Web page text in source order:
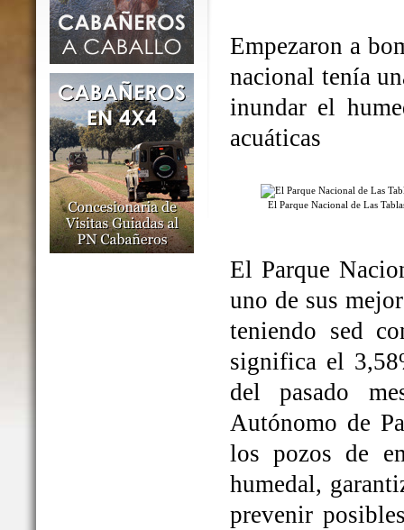
Empezaron a
nacional tenía
inundar el
acuáticas
El Parque Nacional de Las
El Parque
uno de sus
teniendo sed
significa el
del pasado
Autónomo de
los pozos de
humedal,
prevenir